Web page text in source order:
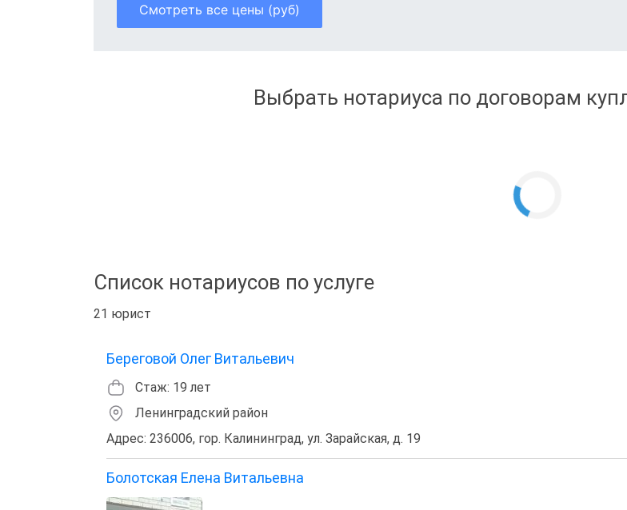
Смотреть все цены (руб)
Выбрать нотариуса по договорам
Список нотариусов по услуге
21 юрист
Береговой Олег Витальевич
Стаж: 19 лет
Ленинградский район
Адрес: 236006, гор. Калининград, ул. Зарайская, д. 19
Болотская Елена Витальевна